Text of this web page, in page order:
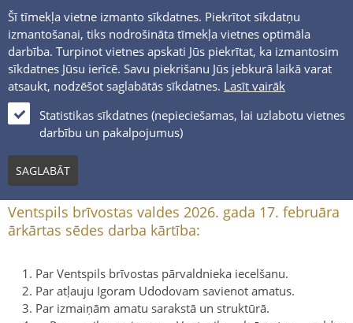
Šī tīmekļa vietne izmanto sīkdatnes. Piekrītot sīkdatņu
izmantošanai, tiks nodrošināta tīmekļa vietnes optimāla
darbība. Turpinot vietnes apskati Jūs piekrītat, ka izmantosim
sīkdatnes Jūsu ierīcē. Savu piekrišanu Jūs jebkurā laikā varat
atsaukt, nodzēšot saglabātās sīkdatnes. Lasīt vairāk
Statistikas sīkdatnes (nepieciešamas, lai uzlabotu vietnes
darbību un pakalpojumus)
SAGLABĀT
2026. GADA 17. FEBRUĀRIS
Ventspils brīvostas valdes 2026. gada 17. februāra
ārkārtas sēdes darba kārtība:
Par Ventspils brīvostas pārvaldnieka iecelšanu.
Par atļauju Igoram Udodovam savienot amatus.
Par izmaiņām amatu sarakstā un struktūrā.